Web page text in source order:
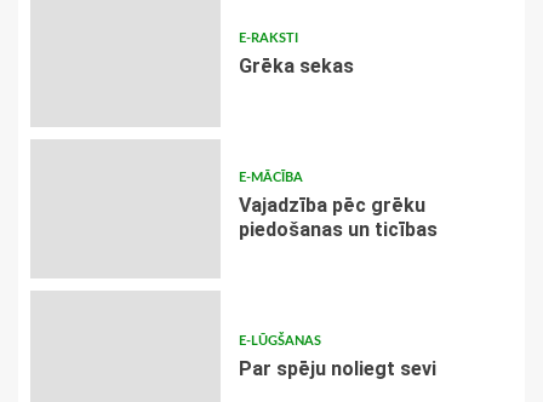
E-RAKSTI
Grēka sekas
E-MĀCĪBA
Vajadzība pēc grēku
piedošanas un ticības
E-LŪGŠANAS
Par spēju noliegt sevi